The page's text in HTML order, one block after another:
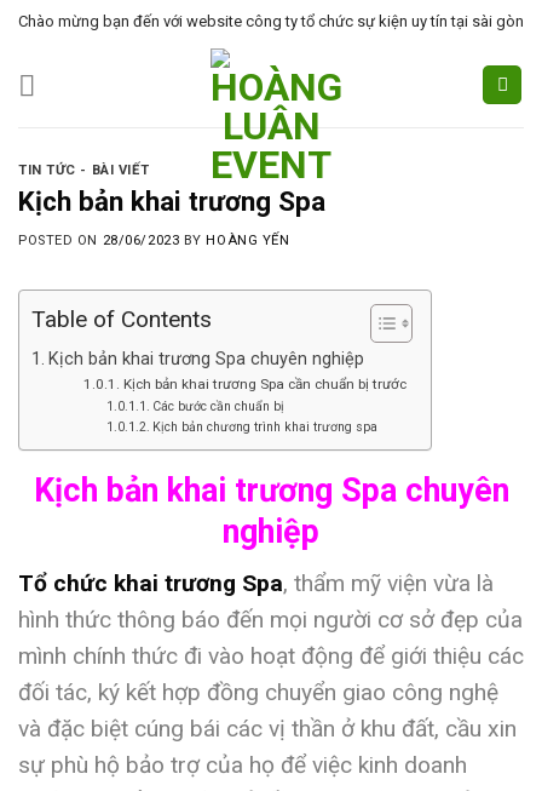
Skip
content
Chào mừng bạn đến với website công ty tổ chức sự kiện uy tín tại sài gòn
TIN TỨC - BÀI VIẾT
Kịch bản khai trương Spa
POSTED ON 28/06/2023 BYHOÀNG YẾN
Table of Contents
Kịch bản khai trương Spa chuyên nghiệp
Kịch bản khai trương Spa cần chuẩn bị trước
Các bước cần chuẩn bị
Kịch bản chương trình khai trương spa
Kịch bản khai trương Spa chuyên
nghiệp
Tổ chức khai trương Spa, thẩm mỹ viện vừa là
hình thức thông báo đến mọi người cơ sở đẹp của
mình chính thức đi vào hoạt động để giới thiệu các
đối tác, ký kết hợp đồng chuyển giao công nghệ
và đặc biệt cúng bái các vị thần ở khu đất, cầu xin
sự phù hộ bảo trợ của họ để việc kinh doanh